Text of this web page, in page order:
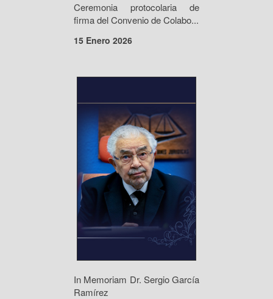
Ceremonia protocolaria de
firma del Convenio de Colabo...
15 Enero 2026
In Memoriam Dr. Sergio García
Ramírez